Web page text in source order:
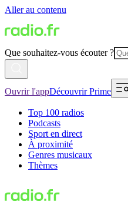
Aller au contenu
Que souhaitez-vous écouter ?
Ouvrir l'appDécouvrir Prime
Top 100 radios
Podcasts
Sport en direct
À proximité
Genres musicaux
Thèmes